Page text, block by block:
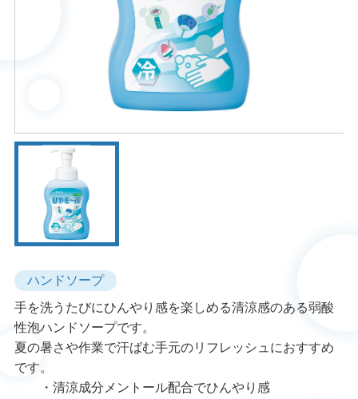
ハンドソープ
手を洗うたびにひんやり感を楽しめる清涼感のある弱酸
性泡ハンドソープです。
夏の暑さや作業で汗ばむ手元のリフレッシュにおすすめ
です。
・清涼成分メントール配合でひんやり感